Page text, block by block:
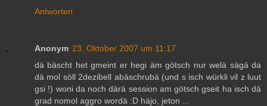
Antworten
Anonym 23. Oktober 2007 um 11:17
dä bäscht het gmeint er hegi äm götsch nur welä sägä da
dä mol söll 2dezibell abäschrubä (und s isch würkli vil z luut
gsi !) woni da noch därä session am götsch gseit ha isch dä
grad nomol aggro wordä :D häjo, jeton ...